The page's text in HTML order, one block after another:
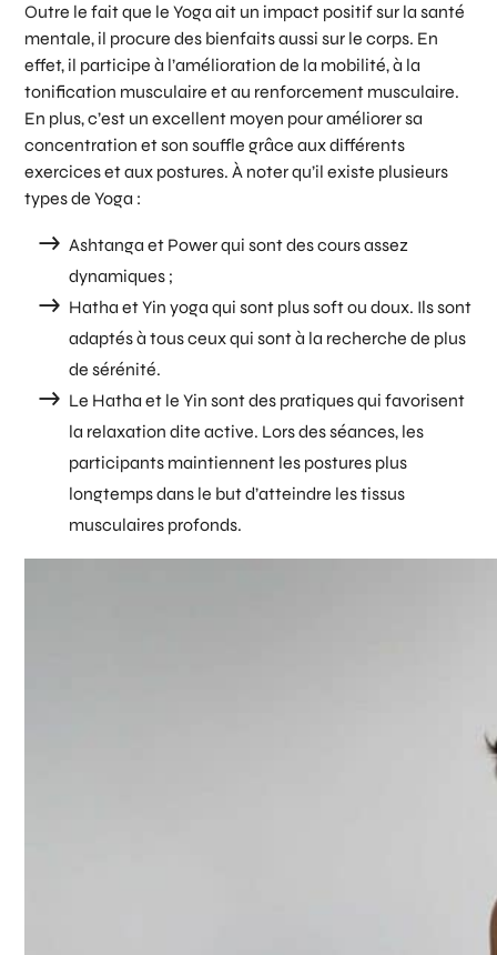
Outre le fait que le Yoga ait un impact positif sur la santé
mentale, il procure des bienfaits aussi sur le corps. En
effet, il participe à l’amélioration de la mobilité, à la
tonification musculaire et au renforcement musculaire.
En plus, c’est un excellent moyen pour améliorer sa
concentration et son souffle grâce aux différents
exercices et aux postures. À noter qu’il existe plusieurs
types de Yoga :
Ashtanga et Powerqui sont des cours assez
dynamiques ;
Hatha et Yin yoga qui sont plus soft ou doux. Ils sont
adaptés à tous ceux qui sont à la recherche de plus
de sérénité.
Le Hatha et le Yin sont des pratiques qui favorisent
la relaxation dite active. Lors des séances, les
participants maintiennent les postures plus
longtemps dans le but d’atteindre les tissus
musculaires profonds.